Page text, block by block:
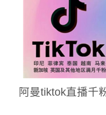
阿曼tiktok直播千